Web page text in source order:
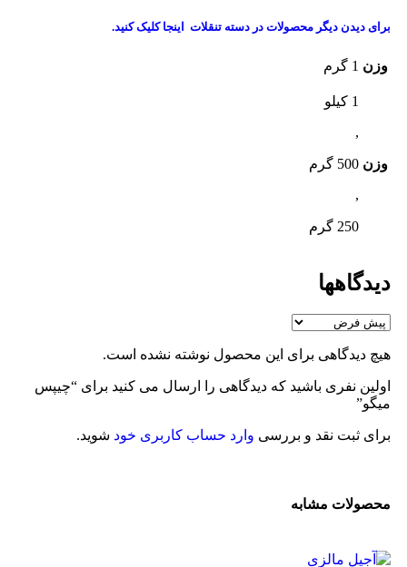
برای دیدن دیگر محصولات در دسته تنقلات اینجا کلیککنید.
وزن 1 گرم
وزن
1 کیلو
,
500 گرم
,
250 گرم
دیدگاهها
هیچ دیدگاهی برای این محصول نوشته نشده است.
اولین نفری باشید که دیدگاهی را ارسال می کنید برای “چیپس
میگو”
برای ثبت نقد و بررسی وارد حساب کاربری خود شوید.
محصولات مشابه